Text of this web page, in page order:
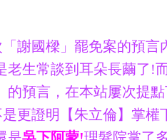
「謝國樑」罷免案的預
老生常談到耳朵長繭了!
的預言，在本站屢次提
更證明【朱立倫】掌權